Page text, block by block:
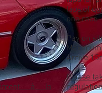
à la
laps of
one race
Pay on
Arrive
Please